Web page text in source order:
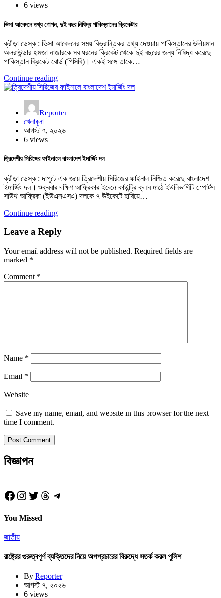
6 views
ভিসা আবেদনে তথ্য গোপন, দুই বছর নিষিদ্ধ পাকিস্তানের ক্রিকেটার
ক্রীড়া ডেস্ক : ভিসা আবেদনের সময় বিভ্রান্তিকর তথ্য দেওয়ায় পাকিস্তানের উদীয়মান
অলরাউন্ডার হামজা নাজারকে সব ধরনের ক্রিকেট থেকে দুই বছরের জন্য নিষিদ্ধ করেছে
পাকিস্তান ক্রিকেট বোর্ড (পিসিবি)। একই সঙ্গে তাকে…
Continue reading
Reporter
খেলাধুলা
আগস্ট ৭, ২০২৬
6 views
ত্রিদেশীয় সিরিজের ফাইনালে বাংলাদেশ ইমার্জিং দল
ক্রীড়া ডেস্ক : দাপুটে এক জয়ে ত্রিদেশীয় সিরিজের ফাইনাল নিশ্চিত করেছে বাংলাদেশ
ইমার্জিং দল। শুক্রবার দক্ষিণ আফ্রিকার ইরেনে কাউন্ট্রি ক্লাব মাঠে ইউনিভার্সিটি স্পোর্টস
সাউথ আফ্রিকা (ইউএসএসএ) দলকে ৭ উইকেটে হারিয়ে…
Continue reading
Leave a Reply
Your email address will not be published. Required fields are
marked *
Comment *
Name *
Email *
Website
Save my name, email, and website in this browser for the next
time I comment.
বিজ্ঞাপন
Facebook
Instagram
Twitter
Threads
Telegram
You Missed
জাতীয়
রাষ্ট্রের গুরুত্বপূর্ণ ব্যক্তিদের নিয়ে অপপ্রচারের বিরুদ্ধে সতর্ক করল পুলিশ
By Reporter
আগস্ট ৭, ২০২৬
6 views